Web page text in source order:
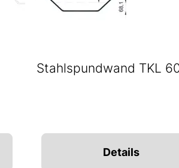
Stahlspundwand TKL
Details